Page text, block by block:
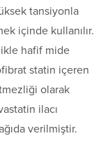
tansiyonla
içinde kullanılır.
hafif mide
statin içeren
olarak
ilacı
verilmiştir.